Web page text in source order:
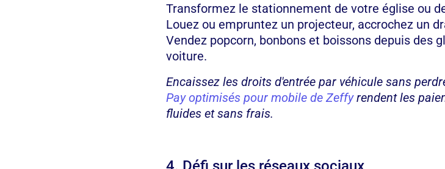
Transformez le stationnement de votre église ou
Louez ou empruntez un projecteur, accrochez un
Vendez popcorn, bonbons et boissons depuis des
voiture.
Encaissez les droits d'entrée par véhicule sans
Pay optimisés pour mobile de Zeffyrendent les
fluides et sans frais.